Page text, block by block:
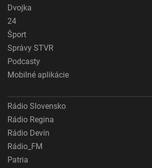
Dvojka
24
Šport
Správy STVR
Podcasty
Mobilné aplikácie
Rádio Slovensko
Rádio Regina
Rádio Devín
Rádio_FM
Patria